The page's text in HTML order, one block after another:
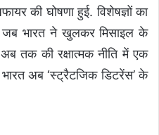
की घोषणा हुई. विशेषज्ञों का
जब भारत ने खुलकर मिसाइल के
अब तक की रक्षात्मक नीति में एक
अब ‘स्ट्रैटजिक डिटरेंस’ के